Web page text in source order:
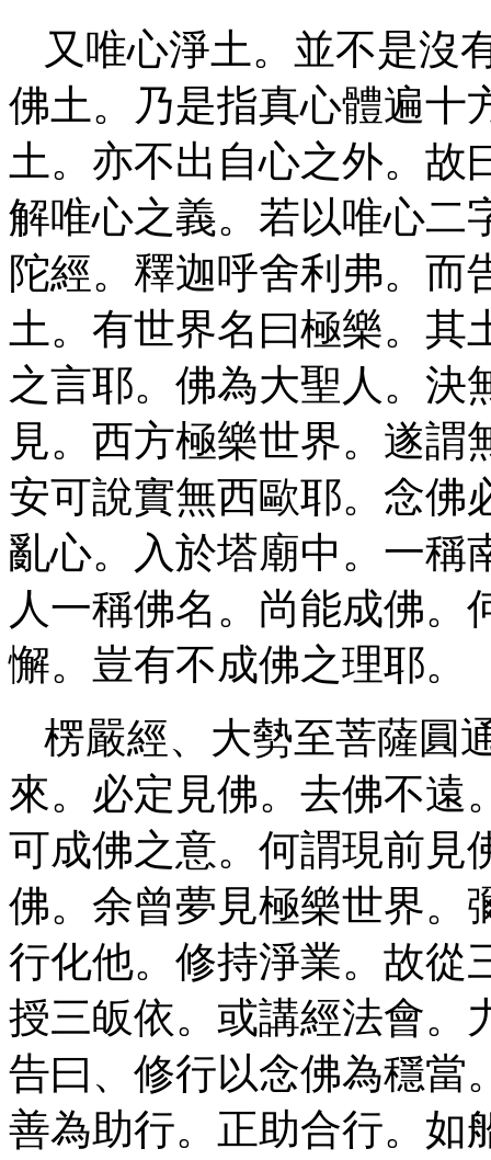
又唯心淨土。並不是沒
佛土。乃是指真心體遍十
土。亦不出自心之外。故
解唯心之義。若以唯心二
陀經。釋迦呼舍利弗。而
土。有世界名曰極樂。其
之言耶。佛為大聖人。決
見。西方極樂世界。遂
安可說實無西歐耶。念佛
亂心。入於塔廟中。一稱
人一稱佛名。尚能成佛。
懈。豈有不成佛之理耶。
楞嚴經、大勢至菩薩圓
來。必定見佛。去佛不遠
可成佛之意。何謂現前見
佛。余曾夢見極樂世界。
行化他。修持淨業。故從
授三皈依。或講經法會。
告曰、修行以念佛為穩當
善為助行。正助合行。如